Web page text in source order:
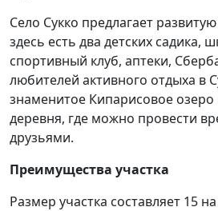
Село Сукко предлагает
здесь есть два детских садика,
спортивный клуб, аптеки,
любителей активного отдыха в
знаменитое Кипарисовое озеро
деревня, где можно провести
друзьями.
Преимущества участка
Размер участка составляет 15